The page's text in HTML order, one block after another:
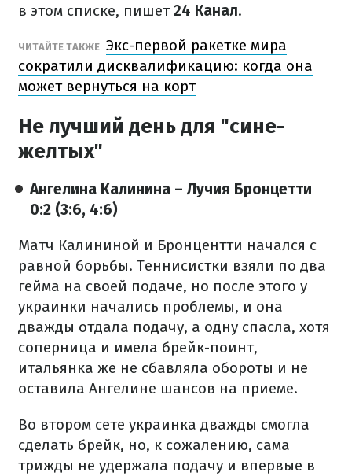
в этом списке, пишет24 Канал.
ЧИТАЙТЕ ТАКЖЕ Экс-первой ракетке мира
сократили дисквалификацию: когда она
может вернуться на корт
Не лучший день для "сине-
желтых"
Ангелина Калинина – Лучия Бронцетти
0:2 (3:6, 4:6)
Матч Калининой и Бронцентти начался с
равной борьбы. Теннисистки взяли по два
гейма на своей подаче, но после этого у
украинки начались проблемы, и она
дважды отдала подачу, а одну спасла, хотя
соперница и имела брейк-поинт,
итальянка же не сбавляла обороты и не
оставила Ангелине шансов на приеме.
Во втором сете украинка дважды смогла
сделать брейк, но, к сожалению, сама
трижды не удержала подачу и впервые в